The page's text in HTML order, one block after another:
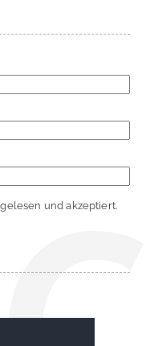
gelesen und akzeptiert.